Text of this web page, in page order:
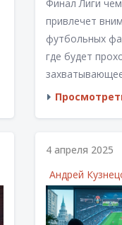
футболом.
СОБЫТИЕ?
Финал Лиги
привлечет
футбольных
где будет
почему
этой
атмосферы на
Прочитайте,
подробности о
4 апреля 2025
Андрей